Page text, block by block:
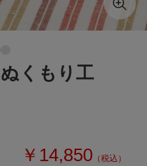
くもり工
￥14,850 （税込）